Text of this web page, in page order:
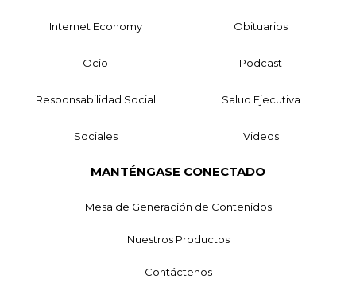
Internet Economy Obituarios
Ocio Podcast
Responsabilidad Social Salud Ejecutiva
Sociales Videos
MANTÉNGASE CONECTADO
Mesa de Generación de Contenidos
Nuestros Productos
Contáctenos